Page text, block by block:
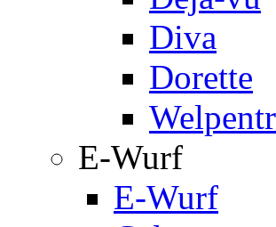
Diva
Dorette
E-Wurf
E-Wurf